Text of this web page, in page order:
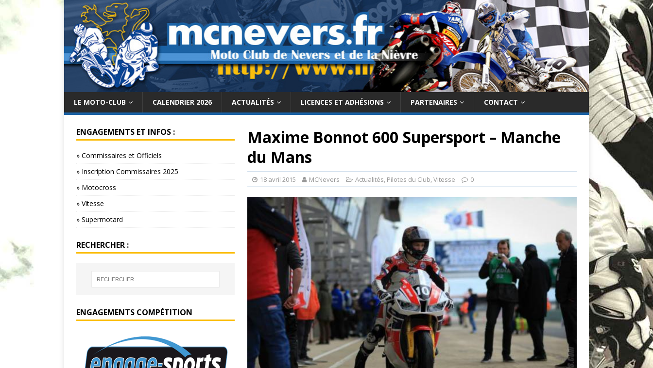
LE MOTO-CLUB CALENDRIER 2026 ACTUALITÉS LICENCES ET ADHÉSIONS PARTENAIRES CONTACT
Maxime Bonnot 600 Supersport – Manche
du Mans
18 avril 2015 MCNevers Actualités, Pilotes du Club,Vitesse 0
ENGAGEMENTS ET INFOS :
» Commissaires et Officiels
» Inscription Commissaires 2025
» Motocross
» Vitesse
» Supermotard
RECHERCHER :
ENGAGEMENTS COMPÉTITION